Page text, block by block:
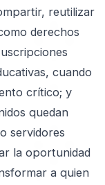
reutilizar
derechos
cuando
crítico; y
quedan
servidores
la oportunidad
a quien